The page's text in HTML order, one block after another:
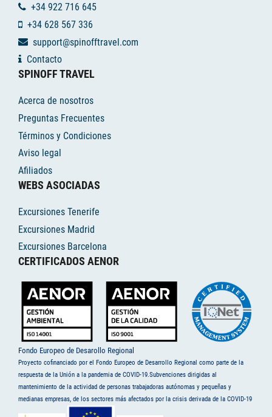
+34 922 716 645
+34 628 567 336
support@spinofftravel.com
Contacto
SPINOFF TRAVEL
Acerca de nosotros
Preguntas Frecuentes
Términos y Condiciones
Aviso legal
Afiliados
WEBS ASOCIADAS
Excursiones Tenerife
Excursiones Madrid
Excursiones Barcelona
CERTIFICADOS AENOR
Fondo Europeo de Desarollo Regional
Proyecto cofinanciado por el Fondo Europeo de Desarrollo Regional como parte de la
respuesta de la Unión a la pandemia de COVID-19.Subvenciones dirigidas al
mantenimiento de la actividad de personas trabajadoras autónomas y pequeñas y
medianas empresas, de los sectores más afectados por la crisis derivada de la COVID-19